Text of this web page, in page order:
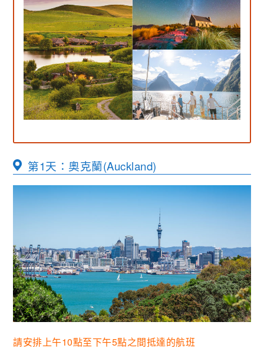
第1天：奧克蘭(Auckland)
請安排上午10點至下午5點之間抵達的航班